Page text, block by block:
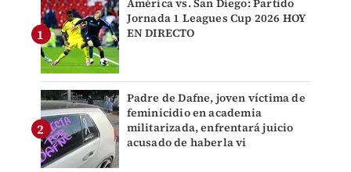
América vs. San Diego: Partido
Jornada 1 Leagues Cup 2026 HOY
EN DIRECTO
Padre de Dafne, joven víctima de
feminicidio en academia
militarizada, enfrentará juicio
acusado de haberla vi